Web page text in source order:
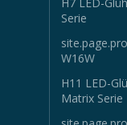
Serie
W16W
H11 LED-
Matrix Serie